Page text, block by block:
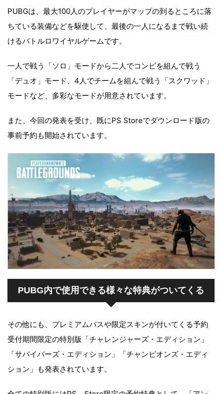
PUBGは、最大100人のプレイヤーがマップの到るところに落
ちている装備などを駆使して、最後の一人になるまで戦い続
けるバトルロワイヤルゲームです。
一人で戦う「ソロ」モードから二人でコンビを組んで戦う
「デュオ」モード、4人でチームを組んで戦う「スクワッド」
モードなど、多彩なモードが用意されています。
また、今回の発表を受け、既にPS Storeでダウンロード版の
事前予約も開始されています。
PUBG内で使用できる様々な特典がついてくる
その他にも、プレミアムパスや限定スキンが付いてくる予約
受付期間限定の特別版「チャレンジャーズ・エディション」
「サバイバーズ・エディション」「チャンピオンズ・エディ
ション」も発表されています。